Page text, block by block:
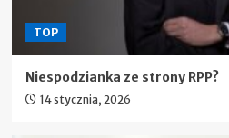
TOP
Niespodzianka ze strony RPP?
14 stycznia, 2026